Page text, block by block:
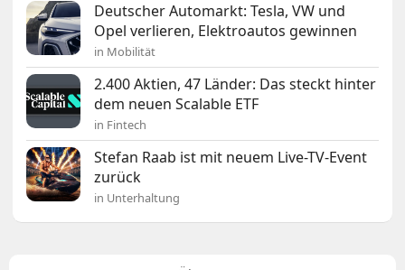
Deutscher Automarkt: Tesla, VW und
Opel verlieren, Elektroautos gewinnen
in Mobilität
2.400 Aktien, 47 Länder: Das steckt hinter
dem neuen Scalable ETF
in Fintech
Stefan Raab ist mit neuem Live-TV-Event
zurück
in Unterhaltung